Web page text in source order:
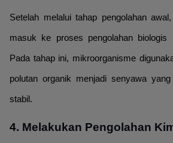
Setelah melalui tahap pengolahan
masuk ke proses pengolahan biologis
Pada tahap ini, mikroorganisme
polutan organik menjadi senyawa
stabil.
4. Melakukan Pengolahan